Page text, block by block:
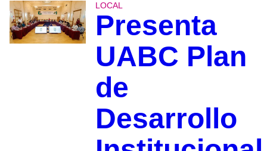
LOCAL
Presenta
UABC Plan
de
Desarrollo